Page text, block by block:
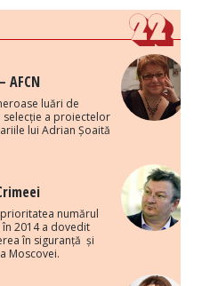
luări de
a proiectelor
lui Adrian Șoaită
numărul
în 2014 a dovedit
în siguranță și
Moscovei.